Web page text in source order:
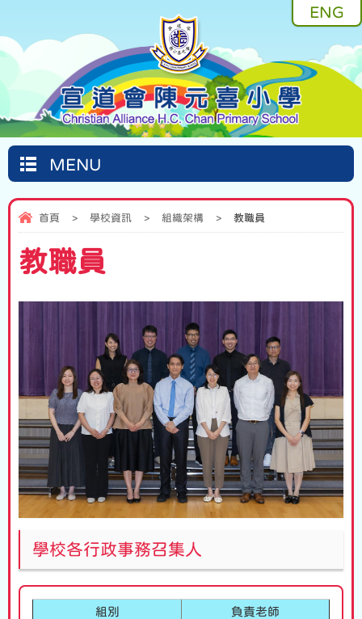
ENG
MENU
首頁 > 學校資訊 > 組織架構 > 教職員
教職員
學校各行政事務召集人
組別 負責老師